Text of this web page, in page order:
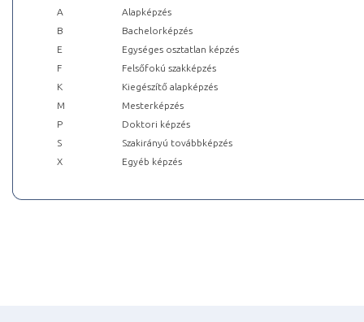
A
Alapképzés
B
Bachelorképzés
E
Egységes osztatlan képzés
F
Felsőfokú szakképzés
K
Kiegészítő alapképzés
M
Mesterképzés
P
Doktori képzés
S
Szakirányú továbbképzés
X
Egyéb képzés